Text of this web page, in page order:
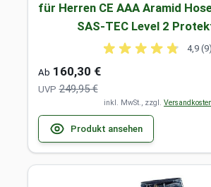
für Herren CE AAA Aramid
SAS-TEC Level 2
4,9 (9)
Ab 160,30 €
UVP 249,95 €
inkl. MwSt., zzgl. Versandkosten
Produkt ansehen